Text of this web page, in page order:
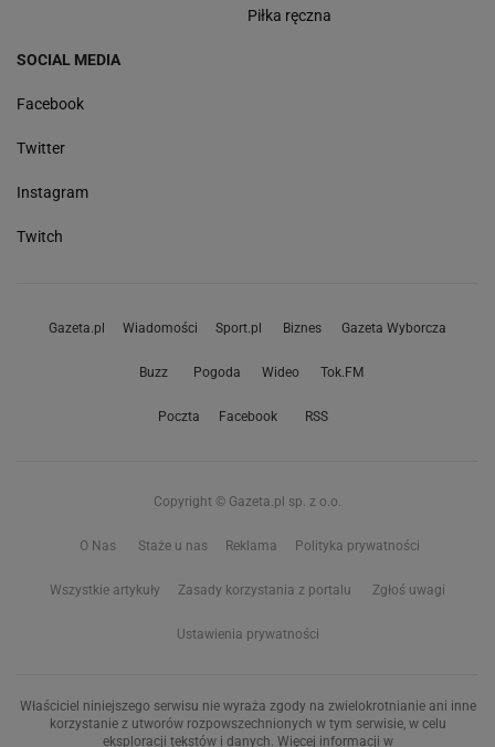
Piłka ręczna
SOCIAL MEDIA
Facebook
Twitter
Instagram
Twitch
Gazeta.pl Wiadomości Sport.pl Biznes Gazeta Wyborcza
Buzz Pogoda Wideo Tok.FM
Poczta Facebook RSS
Copyright © Gazeta.pl sp. z o.o.
O Nas Staże u nas Reklama Polityka prywatności
Wszystkie artykuły Zasady korzystania z portalu Zgłoś uwagi
Ustawienia prywatności
Właściciel niniejszego serwisu nie wyraża zgody na zwielokrotnianie ani inne
korzystanie z utworów rozpowszechnionych w tym serwisie, w celu
eksploracji tekstów i danych. Więcej informacji w